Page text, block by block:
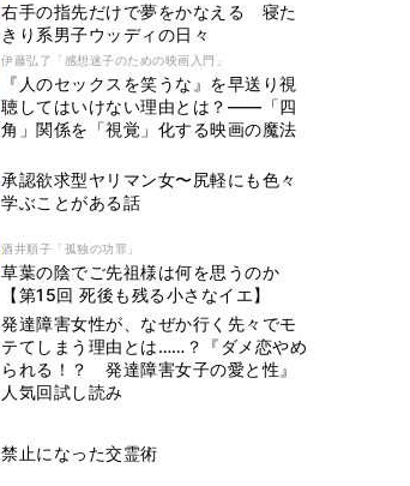
右手の指先だけで夢をかなえる 寝た
きり系男子ウッディの日々
伊藤弘了「感想迷子のための映画入門」
『人のセックスを笑うな』を早送り視
聴してはいけない理由とは？――「四
角」関係を「視覚」化する映画の魔法
承認欲求型ヤリマン女〜尻軽にも色々
学ぶことがある話
酒井順子「孤独の功罪」
草葉の陰でご先祖様は何を思うのか
【第15回 死後も残る小さなイエ】
発達障害女性が、なぜか行く先々でモ
テてしまう理由とは……？『ダメ恋やめ
られる！？ 発達障害女子の愛と性』
人気回試し読み
禁止になった交霊術